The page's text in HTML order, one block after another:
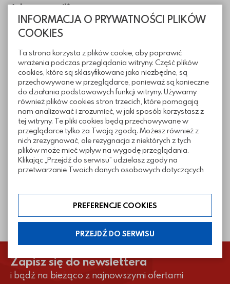
INFORMACJA O PRYWATNOŚCI PLIKÓW
COOKIES
Ta strona korzysta z plików cookie, aby poprawić
wrażenia podczas przeglądania witryny. Część plików
cookies, które są sklasyfikowane jako niezbędne, są
przechowywane w przeglądarce, ponieważ są konieczne
do działania podstawowych funkcji witryny. Używamy
również plików cookies stron trzecich, które pomagają
nam analizować i zrozumieć, w jaki sposób korzystasz z
tej witryny. Te pliki cookies będą przechowywane w
przeglądarce tylko za Twoją zgodą. Możesz również z
nich zrezygnować, ale rezygnacja z niektórych z tych
plików może mieć wpływ na wygodę przeglądania.
Klikając „Przejdź do serwisu” udzielasz zgody na
przetwarzanie Twoich danych osobowych dotyczących
zakres klikając w „Preferencje cookies”. W każdej chwili
możesz modyfikować udzielone zgody w zakładce:
informacje i regulaminy — ustawienia cookies.
PREFERENCJE COOKIES
PRZEJDŹ DO SERWISU
Adres e-mail*
Podaj hasło*
Nie pamiętasz hasła?
Zaloguj się Utwórz nowe konto
lub zaloguj się przez:
Link otworzy się w nowej
Google
Link otworzy się w nowej
Zapisz się do newslettera
i bądź na bieżąco z najnowszymi ofertami